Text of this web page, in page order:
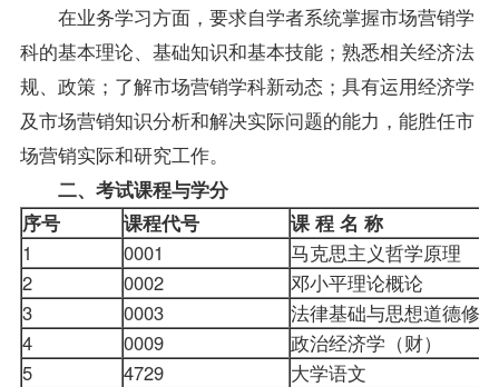
在业务学习方面，要求自学者系统掌握市场营销学
科的基本理论、基础知识和基本技能；熟悉相关经济法
规、政策；了解市场营销学科新动态；具有运用经济学
及市场营销知识分析和解决实际问题的能力，能胜任市
场营销实际和研究工作。
二、考试课程与学分
序号
课程代号
课 程 名 称
1
0001
马克思主义哲学原理
2
0002
邓小平理论概论
3
0003
法律基础与思想道德
4
0009
政治经济学（财）
5
4729
大学语文